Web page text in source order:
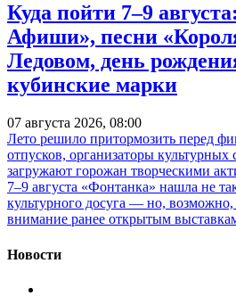
Куда пойти 7–9
Афиши», песни
Ледовом, день
кубинские марки
07 августа 2026, 08:00
Лето решило притормозить перед
отпусков, организаторы
загружают горожан творческими
7–9 августа «Фонтанка» нашла не
культурного досуга — но, возможно,
внимание ранее открытым
Новости